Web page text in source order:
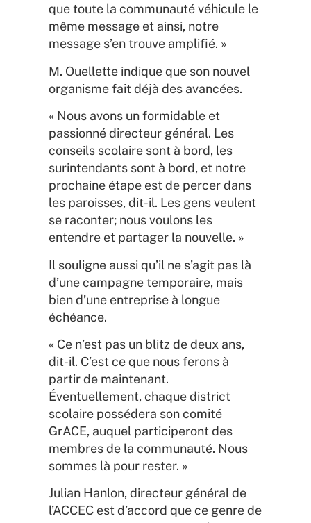
que toute la communauté véhicule le
même message et ainsi, notre
message s’en trouve amplifié. »
M. Ouellette indique que son nouvel
organisme fait déjà des avancées.
« Nous avons un formidable et
passionné directeur général. Les
conseils scolaire sont à bord, les
surintendants sont à bord, et notre
prochaine étape est de percer dans
les paroisses, dit-il. Les gens veulent
se raconter; nous voulons les
entendre et partager la nouvelle. »
Il souligne aussi qu’il ne s’agit pas là
d’une campagne temporaire, mais
bien d’une entreprise à longue
échéance.
« Ce n’est pas un blitz de deux ans,
dit-il. C’est ce que nous ferons à
partir de maintenant.
Éventuellement, chaque district
scolaire possédera son comité
GrACE, auquel participeront des
membres de la communauté. Nous
sommes là pour rester. »
Julian Hanlon, directeur général de
l’ACCEC est d’accord que ce genre de